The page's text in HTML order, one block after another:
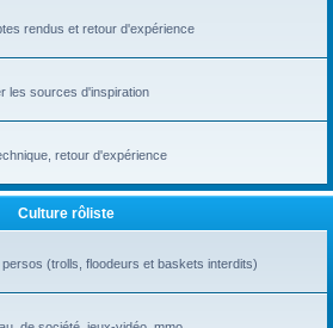
rendus et retour d'expérience
les sources d'inspiration
retour d'expérience
Culture rôliste
(trolls, floodeurs et baskets interdits)